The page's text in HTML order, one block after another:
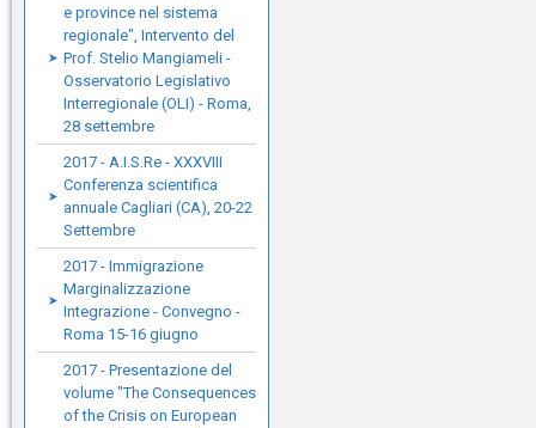
e province nel sistema
regionale", Intervento del
Prof. Stelio Mangiameli -
Osservatorio Legislativo
Interregionale (OLI) - Roma,
28 settembre
2017 - A.I.S.Re - XXXVIII
Conferenza scientifica
annuale Cagliari (CA), 20-22
Settembre
2017 - Immigrazione
Marginalizzazione
Integrazione - Convegno -
Roma 15-16 giugno
2017 - Presentazione del
volume "The Consequences
of the Crisis on European